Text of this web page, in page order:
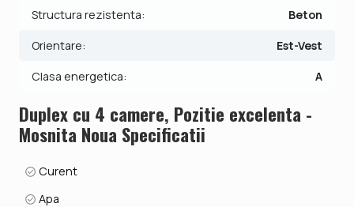
Structura rezistenta: Beton
Orientare: Est-Vest
Clasa energetica: A
Duplex cu 4 camere, Pozitie excelenta -
Mosnita Noua Specificatii
Curent
Apa